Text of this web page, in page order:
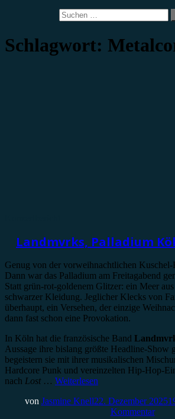
Suchen
nach:
Schlagwort:
Landmvrks, Palladium
Genug von der vorweihnachtlichen
Dann war das Palladium am Freitagabend
Statt grün-rot-goldenem Glitzer: ein Meer
schwarzer Kleidung. Jeglicher Klecks von
überhaupt, ein Versehen, der einzige
dann fast schon eine Provokation.
In Köln hat die französische Band
Aussage ihre bislang größte Headline-Show
begeistern sie mit ihrer musikalischen
Hardcore Punk und vereinzelten Hip-Hop-
nach Lost … Weiterlesen
von Jasmine Knell22. Dezember 2025
Kommentar